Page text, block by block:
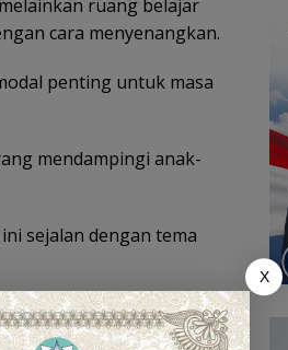
ruang belajar
cara menyenangkan.
penting untuk masa
mendampingi anak-
sejalan dengan tema
Kota. Kehadiran orang
dalam membentuk
X